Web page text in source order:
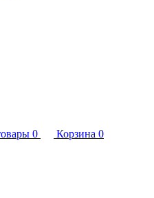
0 Корзина 0